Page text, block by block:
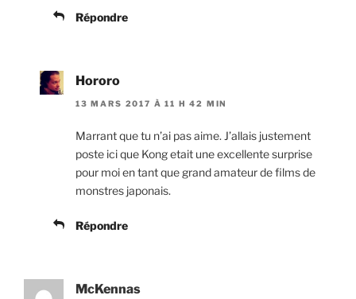
Répondre
Hororo
13 MARS 2017 À 11 H 42 MIN
Marrant que tu n’ai pas aime. J’allais justement
poste ici que Kong etait une excellente surprise
pour moi en tant que grand amateur de films de
monstres japonais.
Répondre
McKennas